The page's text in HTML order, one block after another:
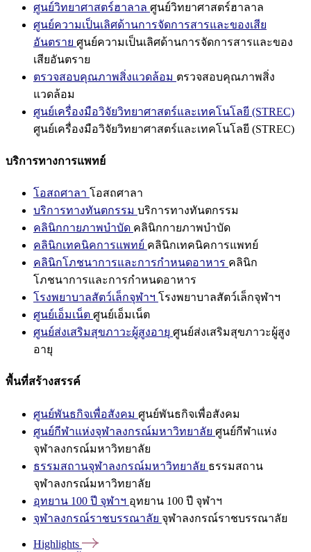
ศูนย์วิทยาศาสตร์ฮาลาล ศูนย์วิทยาศาสตร์ฮาลาล
ศูนย์ความเป็นเลิศด้านการจัดการสารและของเสีย
อันตราย ศูนย์ความเป็นเลิศด้านการจัดการสารและของ
เสียอันตราย
ตรวจสอบคุณภาพสิ่งแวดล้อม ตรวจสอบคุณภาพสิ่ง
แวดล้อม
ศูนย์เครื่องมือวิจัยวิทยาศาสตร์และเทคโนโลยี (STREC)
ศูนย์เครื่องมือวิจัยวิทยาศาสตร์และเทคโนโลยี (STREC)
บริการทางการแพทย์
โอสถศาลา โอสถศาลา
บริการทางทันตกรรม บริการทางทันตกรรม
คลินิกกายภาพบำบัด คลินิกกายภาพบำบัด
คลินิกเทคนิคการแพทย์ คลินิกเทคนิคการแพทย์
คลินิกโภชนาการและการกำหนดอาหาร คลินิก
โภชนาการและการกำหนดอาหาร
โรงพยาบาลสัตว์เล็กจุฬาฯ โรงพยาบาลสัตว์เล็กจุฬาฯ
ศูนย์เอ็มเน็ต ศูนย์เอ็มเน็ต
ศูนย์ส่งเสริมสุขภาวะผู้สูงอายุ ศูนย์ส่งเสริมสุขภาวะผู้สูง
อายุ
พื้นที่สร้างสรรค์
ศูนย์พันธกิจเพื่อสังคม ศูนย์พันธกิจเพื่อสังคม
ศูนย์กีฬาแห่งจุฬาลงกรณ์มหาวิทยาลัย ศูนย์กีฬาแห่ง
จุฬาลงกรณ์มหาวิทยาลัย
ธรรมสถานจุฬาลงกรณ์มหาวิทยาลัย ธรรมสถาน
จุฬาลงกรณ์มหาวิทยาลัย
อุทยาน 100 ปี จุฬาฯ อุทยาน 100 ปี จุฬาฯ
จุฬาลงกรณ์ราชบรรณาลัย จุฬาลงกรณ์ราชบรรณาลัย
Highlights